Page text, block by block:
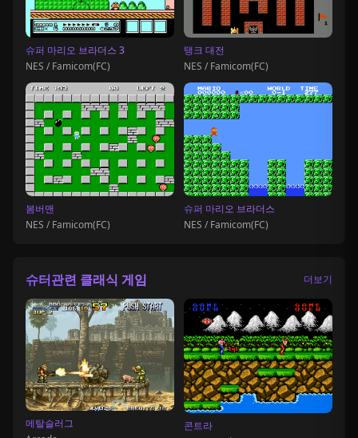
슈퍼 마리오 브라더스 3
NES / Famicom(FC)
탱크 대전
NES / Famicom(FC)
봄버맨
NES / Famicom(FC)
슈퍼 마리오 브라더스
NES / Famicom(FC)
슈터관련 클래식 게임 더보기
메탈슬러그
콘트라